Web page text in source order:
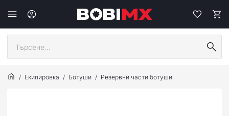
Екипировка Ботуши Резервни части ботуши